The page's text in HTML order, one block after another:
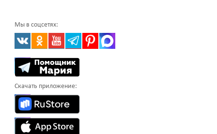
Мы в соцсетях:
Скачать приложение: